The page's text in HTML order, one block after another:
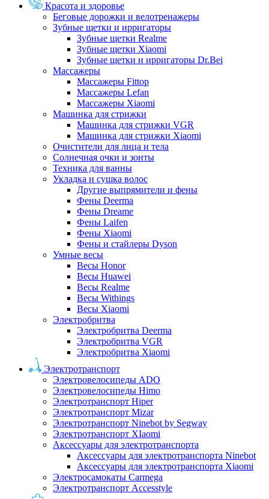
Красота и здоровье
Беговые дорожки и велотренажеры
Зубные щетки и ирригаторы
Зубные щетки Realme
Зубные щетки Xiaomi
Зубные щетки и ирригаторы Dr.Bei
Массажеры
Массажеры Fittop
Массажеры Lefan
Массажеры Xiaomi
Машинка для стрижки
Машинка для стрижки VGR
Машинка для стрижки Xiaomi
Очистители для лица и тела
Солнечная очки и зонты
Техника для ванны
Укладка и сушка волос
Другие выпрямители и фены
Фены Deerma
Фены Dreame
Фены Laifen
Фены Xiaomi
Фены и стайлеры Dyson
Умные весы
Весы Honor
Весы Huawei
Весы Realme
Весы Withings
Весы Xiaomi
Электробритва
Электробритва Deerma
Электробритва VGR
Электробритва Xiaomi
Электротранспорт
Электровелосипеды ADO
Электровелосипеды Himo
Электротранспорт Hiper
Электротранспорт Mizar
Электротранспорт Ninebot by Segway
Электротранспорт XIaomi
Аксессуары для электротранспорта
Аксессуары для электротранспорта Ninebot
Аксессуары для электротранспорта Xiaomi
Электросамокаты Carmega
Электротранспорт Accesstyle